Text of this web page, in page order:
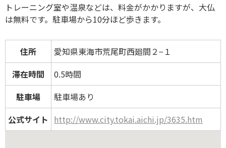
トレーニング室や温泉などは、料金がかかりますが、大仏
は無料です。駐車場から10分ほど歩きます。
住所
愛知県東海市荒尾町西廻間２−１
滞在時間
0.5時間
駐車場
駐車場あり
公式サイト http://www.city.tokai.aichi.jp/3635.htm